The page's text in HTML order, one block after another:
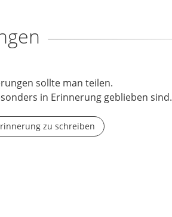
sollte man teilen.
in Erinnerung geblieben sind.
zu schreiben